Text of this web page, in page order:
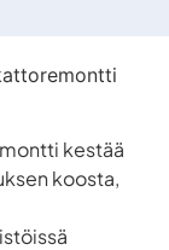
kestää
koosta,